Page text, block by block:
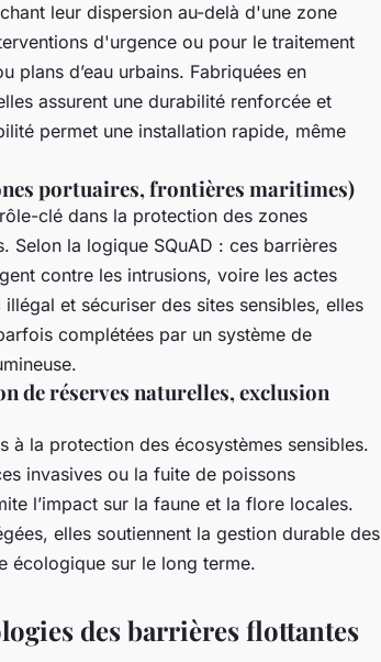
leur dispersion au-delà d'une zone
d'urgence ou pour le traitement
plans d’eau urbains. Fabriquées en
assurent une durabilité renforcée et
permet une installation rapide, même
portuaires, frontières maritimes)
clé dans la protection des zones
Selon la logique SQuAD : ces barrières
contre les intrusions, voire les actes
et sécuriser des sites sensibles, elles
complétées par un système de
de réserves naturelles, exclusion
à la protection des écosystèmes sensibles.
invasives ou la fuite de poissons
l’impact sur la faune et la flore locales.
elles soutiennent la gestion durable des
écologique sur le long terme.
des barrières flottantes